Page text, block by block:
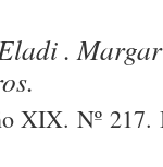
.
XIX. Nº 217.